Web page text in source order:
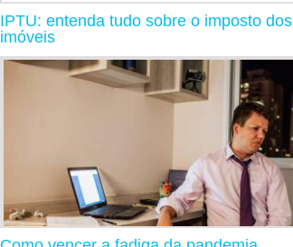
IPTU: entenda tudo sobre o imposto dos
imóveis